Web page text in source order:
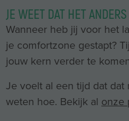
JE WEET DAT HET
Wanneer heb jij voor het
je comfortzone gestapt?
jouw kern verder te
Je voelt al een tijd dat dat
weten hoe. Bekijk al onze